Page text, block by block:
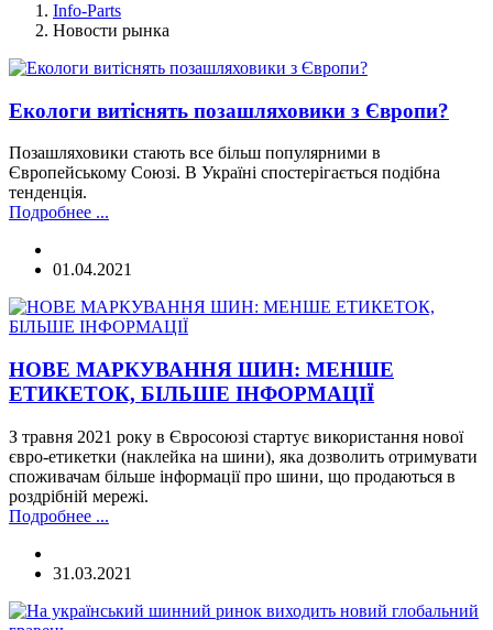
Info-Parts
Новости рынка
Екологи витіснять позашляховики з Європи?
Позашляховики стають все більш популярними в
Європейському Союзі. В Україні спостерігається подібна
тенденція.
Подробнее ...
01.04.2021
НОВЕ МАРКУВАННЯ ШИН: МЕНШЕ
ЕТИКЕТОК, БІЛЬШЕ ІНФОРМАЦІЇ
З травня 2021 року в Євросоюзі стартує використання нової
євро-етикетки (наклейка на шини), яка дозволить отримувати
споживачам більше інформації про шини, що продаються в
роздрібній мережі.
Подробнее ...
31.03.2021